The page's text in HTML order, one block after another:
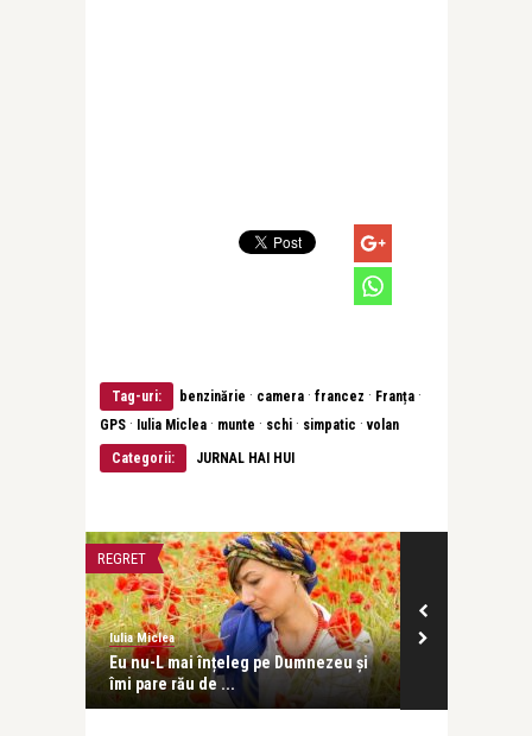
Tag-uri: benzinărie · camera · francez · Franța ·
GPS · Iulia Miclea · munte · schi · simpatic ·volan
Categorii:
JURNAL HAI HUI
REGRET
Iulia Miclea
Eu nu-L mai înțeleg pe Dumnezeu și
îmi pare rău de ...